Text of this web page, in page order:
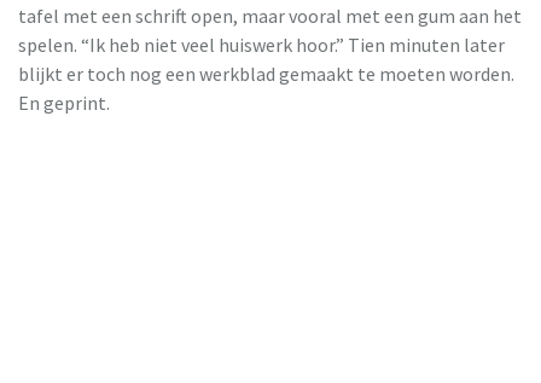
tafel met een schrift open, maar vooral met een gum aan het
spelen. “Ik heb niet veel huiswerk hoor.” Tien minuten later
blijkt er toch nog een werkblad gemaakt te moeten worden.
En geprint.